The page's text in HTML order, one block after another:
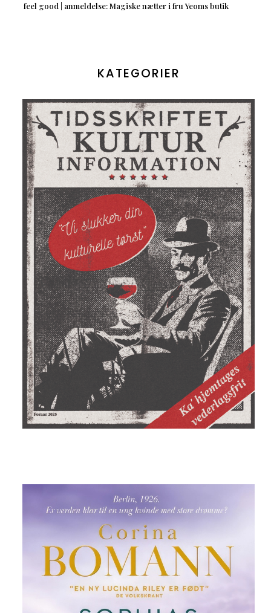
feel good | anmeldelse: Magiske nætter i fru Yeoms butik
KATEGORIER